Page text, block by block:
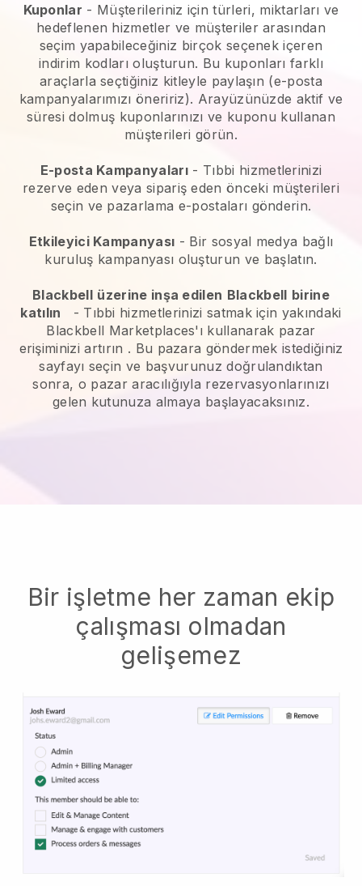
Kuponlar - Müşterileriniz için türleri, miktarları ve
hedeflenen hizmetler ve müşteriler arasından
seçim yapabileceğiniz birçok seçenek içeren
indirim kodları oluşturun. Bu kuponları farklı
araçlarla seçtiğiniz kitleyle paylaşın (e-posta
kampanyalarımızı öneririz). Arayüzünüzde aktif ve
süresi dolmuş kuponlarınızı ve kuponu kullanan
müşterileri görün.
E-posta Kampanyaları - Tıbbi hizmetlerinizi
rezerve eden veya sipariş eden önceki müşterileri
seçin ve pazarlama e-postaları gönderin.
Etkileyici Kampanyası - Bir sosyal medya bağlı
kuruluş kampanyası oluşturun ve başlatın.
Blackbell üzerine inşa edilen Blackbell birine
katılın
- Tıbbi hizmetlerinizi satmak için yakındaki
Blackbell Marketplaces'ı kullanarak pazar
erişiminizi artırın . Bu pazara göndermek istediğiniz
sayfayı seçin ve başvurunuz doğrulandıktan
sonra, o pazar aracılığıyla rezervasyonlarınızı
gelen kutunuza almaya başlayacaksınız.
Bir işletme her zaman ekip
çalışması olmadan
gelişemez